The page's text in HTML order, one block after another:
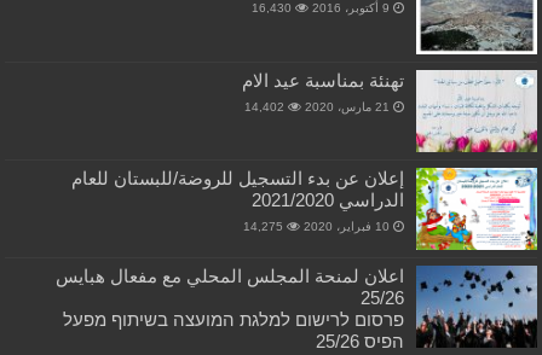
9 أكتوبر، 2016 16,430
تهنئة بمناسبة عيد الام
21 مارس، 2020 14,402
إعلان عن بدء التسجيل للروضة/للبستان للعام
الدراسي 2021/2020
10 فبراير، 2020 14,275
اعلان لمنحة المجلس المحلي مع مفعال هبايس
25/26
פרסום לרישום למלגת המועצה בשיתוף מפעל
הפיס 25/26